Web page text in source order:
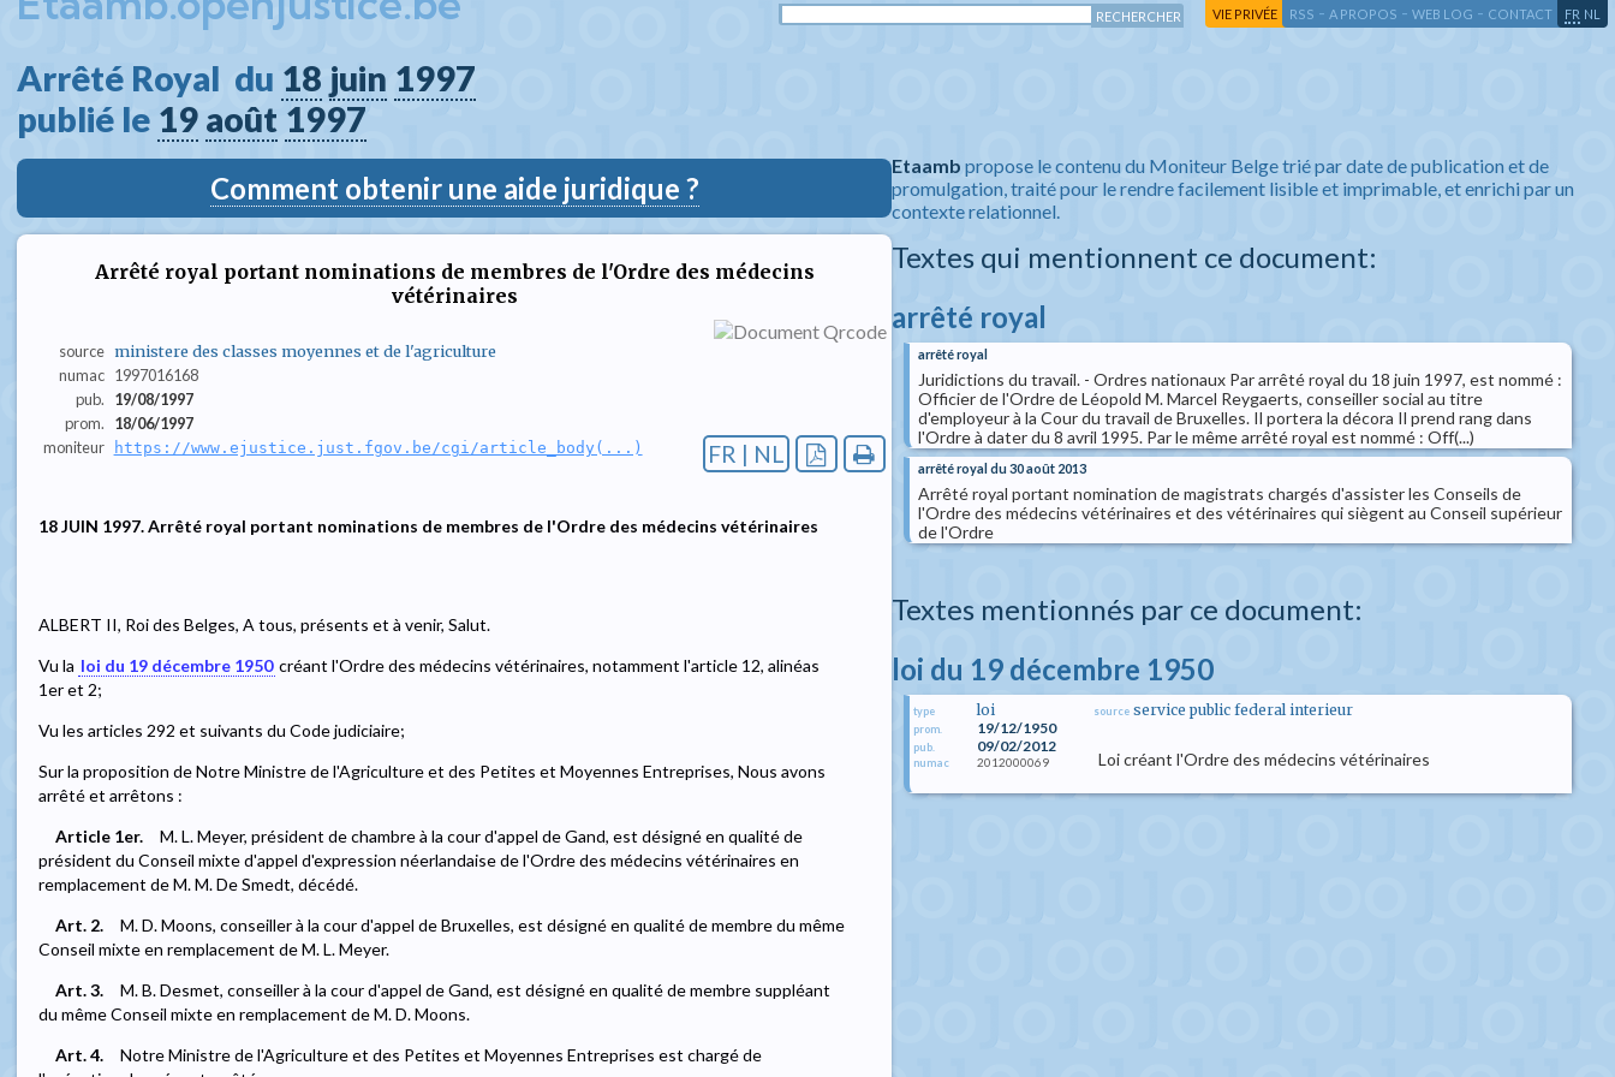
VIE PRIVÉE RSS - A PROPOS - WEB LOG - CONTACT FR NL
Arrêté Royal  du 18 juin 1997
publié le 19 août 1997
Comment obtenir une aide juridique ?
Arrêté royal portant nominations de membres de l'Ordre des médecins
vétérinaires
source ministere des classes moyennes et de l'agriculture
numac 1997016168
pub.
19/08/1997
prom.
18/06/1997
moniteur
https://www.ejustice.just.fgov.be/cgi/article_body(...) FR | NL
18 JUIN 1997. Arrêté royal portant nominations de membres de l'Ordre des médecins vétérinaires
ALBERT II, Roi des Belges, A tous, présents et à venir, Salut.
Vu la loi du 19 décembre 1950 créant l'Ordre des médecins vétérinaires, notamment l'article 12, alinéas
1er et 2;
Vu les articles 292 et suivants du Code judiciaire;
Sur la proposition de Notre Ministre de l'Agriculture et des Petites et Moyennes Entreprises, Nous avons
arrêté et arrêtons :
Article 1er.
M. L. Meyer, président de chambre à la cour d'appel de Gand, est désigné en qualité de
président du Conseil mixte d'appel d'expression néerlandaise de l'Ordre des médecins vétérinaires en
remplacement de M. M. De Smedt, décédé.
Art. 2.
M. D. Moons, conseiller à la cour d'appel de Bruxelles, est désigné en qualité de membre du même
Conseil mixte en remplacement de M. L. Meyer.
Art. 3.
M. B. Desmet, conseiller à la cour d'appel de Gand, est désigné en qualité de membre suppléant
du même Conseil mixte en remplacement de M. D. Moons.
Art. 4.
Notre Ministre de l'Agriculture et des Petites et Moyennes Entreprises est chargé de
Etaamb propose le contenu du Moniteur Belge trié par date de publication et de
promulgation, traité pour le rendre facilement lisible et imprimable, et enrichi par un
contexte relationnel.
Textes qui mentionnent ce document:
arrêté royal
arrêté royal
Juridictions du travail. - Ordres nationaux Par arrêté royal du 18 juin 1997, est nommé :
Officier de l'Ordre de Léopold M. Marcel Reygaerts, conseiller social au titre
d'employeur à la Cour du travail de Bruxelles. Il portera la décora Il prend rang dans
l'Ordre à dater du 8 avril 1995. Par le même arrêté royal est nommé : Off(...)
arrêté royal du 30 août 2013
Arrêté royal portant nomination de magistrats chargés d'assister les Conseils de
l'Ordre des médecins vétérinaires et des vétérinaires qui siègent au Conseil supérieur
de l'Ordre
Textes mentionnés par ce document:
loi du 19 décembre 1950
type loi
prom. 19/12/1950
pub. 09/02/2012
numac 2012000069
source service public federal interieur
Loi créant l'Ordre des médecins vétérinaires